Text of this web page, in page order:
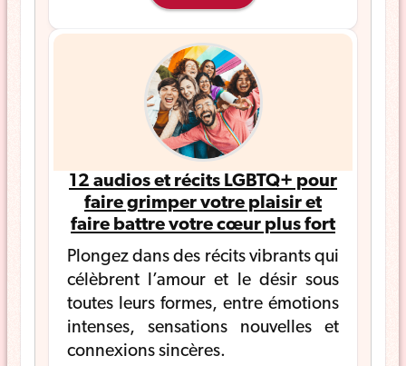
12 audios et récits LGBTQ+ pour
faire grimper votre plaisir et
faire battre votre cœur plus fort
Plongez dans des récits vibrants qui
célèbrent l’amour et le désir sous
toutes leurs formes, entre émotions
intenses, sensations nouvelles et
connexions sincères.